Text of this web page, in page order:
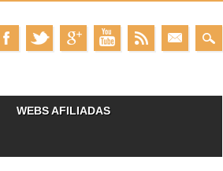
WEBS AFILIADAS